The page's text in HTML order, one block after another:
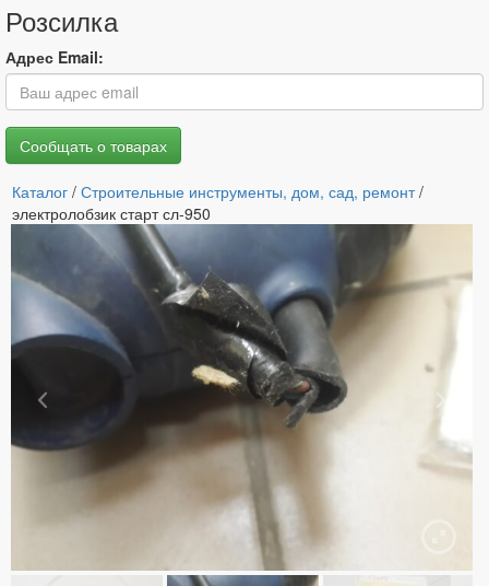
Розсилка
Адрес Email:
Каталог / Строительные инструменты, дом, сад, ремонт/
электролобзик старт сл-950